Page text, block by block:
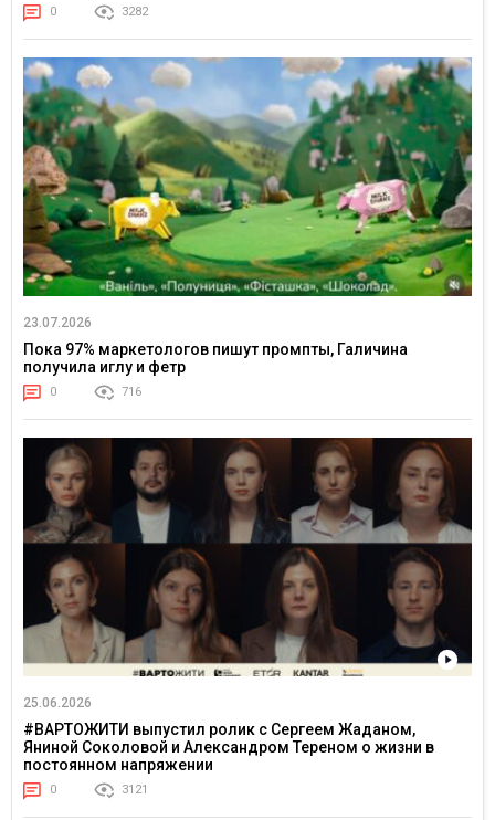
0 3282
23.07.2026
Пока 97% маркетологов пишут промпты, Галичина
получила иглу и фетр
0 716
25.06.2026
#ВАРТОЖИТИ выпустил ролик с Сергеем Жаданом,
Яниной Соколовой и Александром Тереном о жизни в
постоянном напряжении
0 3121